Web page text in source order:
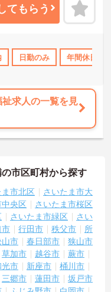
取得実績あり 社会保険
てもらう
日勤のみ 年間休日
求人の一覧を見
市区町村から探す
ま市北区
さいたま市大
中央区
さいたま市桜区
さいたま市緑区
さい
市 行田市 秩父市
所
山市 春日部市
狭山市
草加市 越谷市
蕨市
光市 新座市
桶川市
三郷市 蓮田市
坂戸市